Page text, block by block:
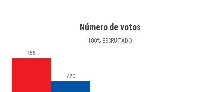
Número de votos
100% ESCRUTADO
855
720